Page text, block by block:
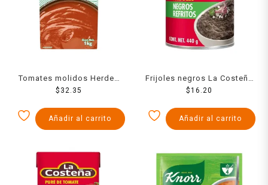
Tomates molidos Herdez
condimentados 1 kg
$ 32.35
Añadir al carrito
Frijoles negros La Costeña
refritos en lata 440 g
$16.20
Añadir al carrito